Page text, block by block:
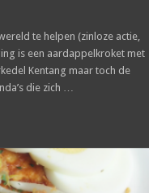
te helpen (zinloze actie,
is een aardappelkroket met
Kentang maar toch de
die zich …